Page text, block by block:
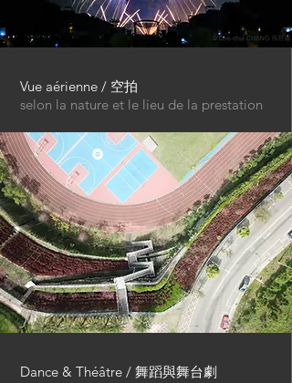
Vue aérienne / 空拍
selon la nature et le lieu de la prestation
Dance & Théâtre / 舞蹈與舞台劇